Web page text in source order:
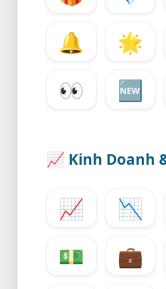
🔔
🌟
👀
🆕
📈 Kinh Doanh
📈 📉
💵
💼